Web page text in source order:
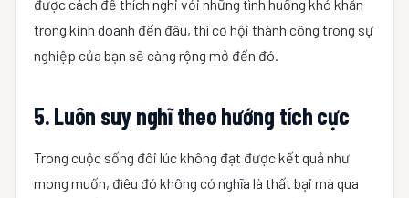
được cách để thích nghi với những tình huống khó khăn
trong kinh doanh đến đâu, thì cơ hội thành công trong sự
nghiệp của bạn sẽ càng rộng mở đến đó.
5. Luôn suy nghĩ theo hướng tích cực
Trong cuộc sống đôi lúc không đạt được kết quả như
mong muốn, đìêu đó không có nghĩa là thất bại mà qua